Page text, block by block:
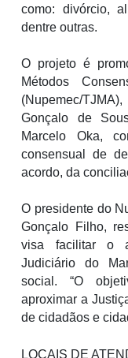
como: divórcio,
dentre outras.
O projeto é
Métodos
(Nupemec/
Gonçalo de
Marcelo Oka,
consensual de
acordo, da
O presidente do
Gonçalo Filho,
visa facilitar o
Judiciário do
social. “O
aproximar a
de cidadãos e
LOCAIS DE